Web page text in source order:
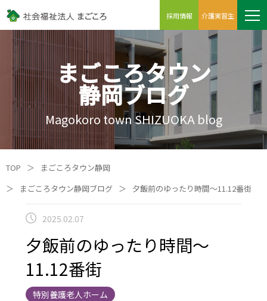
採用情報 介護実習生
まごころタウン
静岡ブログ
Magokoro town SHIZUOKA blog
TOP ＞
まごころタウン静岡
＞
まごころタウン静岡ブログ ＞ 夕飯前のゆったり時間～11.12番街
2025.02.07
夕飯前のゆったり時間～
11.12番街
特別養護老人ホーム